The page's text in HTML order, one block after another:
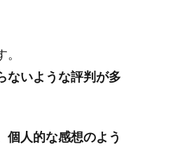
ないような評判が多
個人的な感想のよう